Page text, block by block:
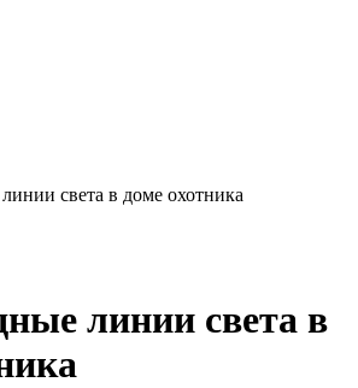
света в доме охотника
линии света в